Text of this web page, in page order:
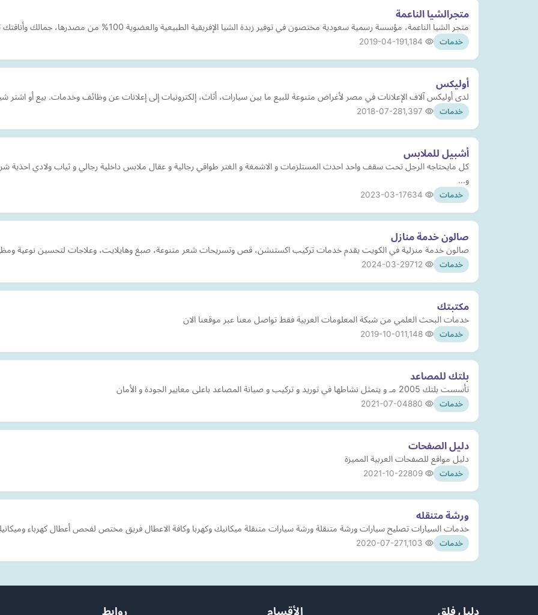
متجرالشيا الناعمة
متجر الشيا الناعمة، مؤسسة رسمية سعودية مختصون في توفير زبدة الشيا الإفريقية الطبيعية والعضوية 100% من مصدرها، جمالك وأناقتك تبدأ معنا كافة المنتجات مرخصة من هيئة الغذاء والدواء. "…
خدمات 2019-04-19
أوليكس
لدى أوليكس آلاف الإعلانات في مصر لأغراض متنوعة للبيع ما بين سيارات، أثاث، إلكترونيات إلى إعلانات عن وظائف وخدمات. بيع أو اشتر
خدمات 2018-07-28
أشبيل للملابس
كل مايحتاجه الرجل تحت سقف واحد احدث المستلزمات و الاشمغة و الغتر طواقي رجالية و عقال ملابس داخلية رجالي و ثياب ولادي احذية
و…
خدمات 2023-03-17
صالون خدمة منازل
صالون خدمة منزلية في الكويت يقدم خدمات تركيب اكستنشن، قص وتسريحات شعر متنوعة، صبغ وهايلايت، وعلاجات لتحسين نوعية
خدمات 2024-03-29
مكتبتك
خدمات البحث العلمي من شبكة المعلومات العربية فقط تواصل معنا عبر موقعنا الان
خدمات 2019-10-01
بلتك للمصاعد
تأسست بلتك 2005 مـ و يتمثل نشاطها في توريد و تركيب و صيانة المصاعد باعلى معايير الجودة و الأمان
خدمات 2021-07-04
دليل الصفحات
دليل مواقع للصفحات العربية المميزة
خدمات 2021-10-22
ورشة متنقله
خدمات السيارات تصليح سيارات ورشة متنقلة ورشة سيارات متنقلة ميكانيك وكهربا وكافة الاعطال فريق مختص لفحص أعطال كهرباء
خدمات 2020-07-27
دليل فلق الأقسام روابط